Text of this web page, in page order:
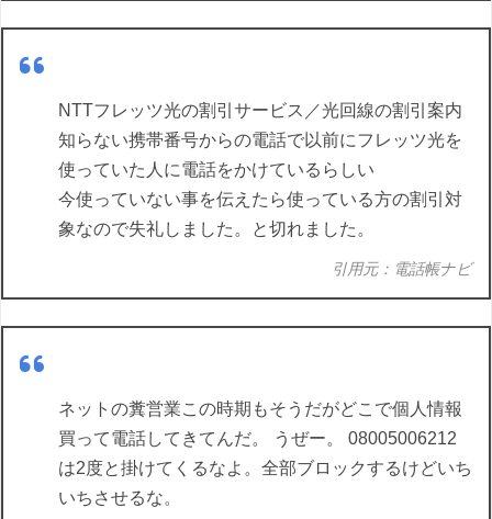
NTTフレッツ光の割引サービス／光回線の割引案内
知らない携帯番号からの電話で以前にフレッツ光を
使っていた人に電話をかけているらしい
今使っていない事を伝えたら使っている方の割引対
象なので失礼しました。と切れました。
引用元：電話帳ナビ
ネットの糞営業この時期もそうだがどこで個人情報
買って電話してきてんだ。 うぜー。 08005006212
は2度と掛けてくるなよ。全部ブロックするけどいち
いちさせるな。